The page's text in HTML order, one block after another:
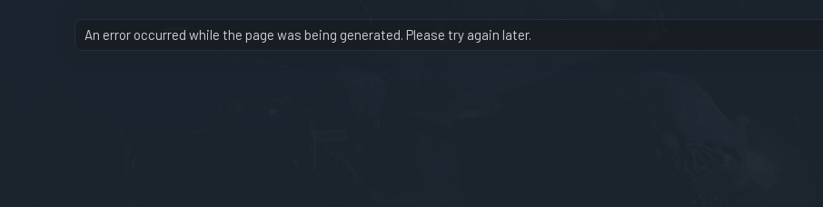
An error occurred while the page was being generated. Please try again later.